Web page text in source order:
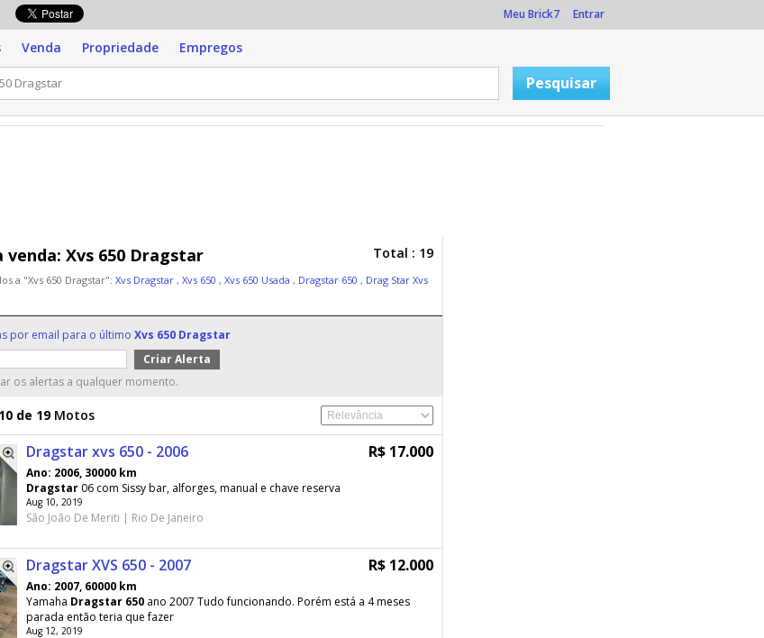
Meu Brick7 Entrar
Venda Propriedade Empregos
venda: Xvs 650 Dragstar Total : 19
a "Xvs 650 Dragstar": Xvs Dragstar , Xvs 650 , Xvs 650 Usada , Dragstar 650 , Drag Star Xvs
por email para o último Xvs 650 Dragstar
os alertas a qualquer momento.
de 19Motos
Dragstar xvs 650 - 2006 R$ 17.000
Ano: 2006, 30000 km
Dragstar 06 com Sissy bar, alforges, manual e chave reserva
Aug 10, 2019
São João De Meriti | Rio De Janeiro
Dragstar XVS 650 - 2007 R$ 12.000
Ano: 2007, 60000 km
Yamaha Dragstar 650 ano 2007 Tudo funcionando. Porém está a 4 meses
parada então teria que fazer
Aug 12, 2019